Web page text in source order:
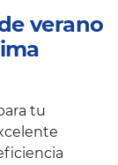
verano
tu